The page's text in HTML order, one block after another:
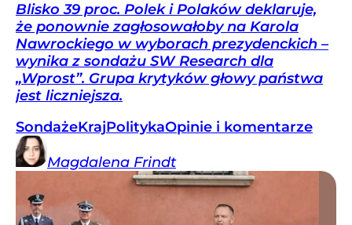
Blisko 39 proc. Polek i Polaków deklaruje,
że ponownie zagłosowałoby na Karola
Nawrockiego w wyborach prezydenckich –
wynika z sondażu SW Research dla
„Wprost”. Grupa krytyków głowy państwa
jest liczniejsza.
SondażeKrajPolitykaOpinie i komentarze
Magdalena Frindt